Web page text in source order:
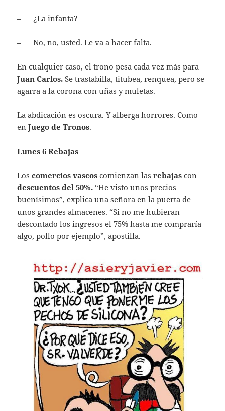
– ¿La infanta?
– No, no, usted. Le va a hacer falta.
En cualquier caso, el trono pesa cada vez más para
Juan Carlos.Se trastabilla, titubea, renquea, pero se
agarra a la corona con uñas y muletas.
La abdicación es oscura. Y alberga horrores. Como
enJuego de Tronos.
Lunes 6 Rebajas
Loscomercios vascos comienzan lasrebajas con
descuentos del 50%. “He visto unos precios
buenísimos”, explica una señora en la puerta de
unos grandes almacenes. “Si no me hubieran
descontado los ingresos el 75% hasta me compraría
algo, pollo por ejemplo”, apostilla.